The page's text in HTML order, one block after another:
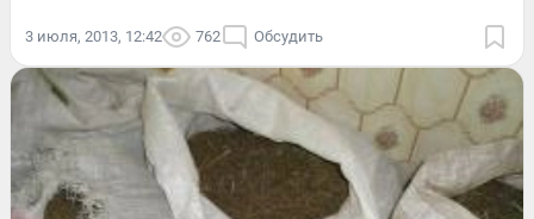
3 июля, 2013, 12:42 762 Обсудить